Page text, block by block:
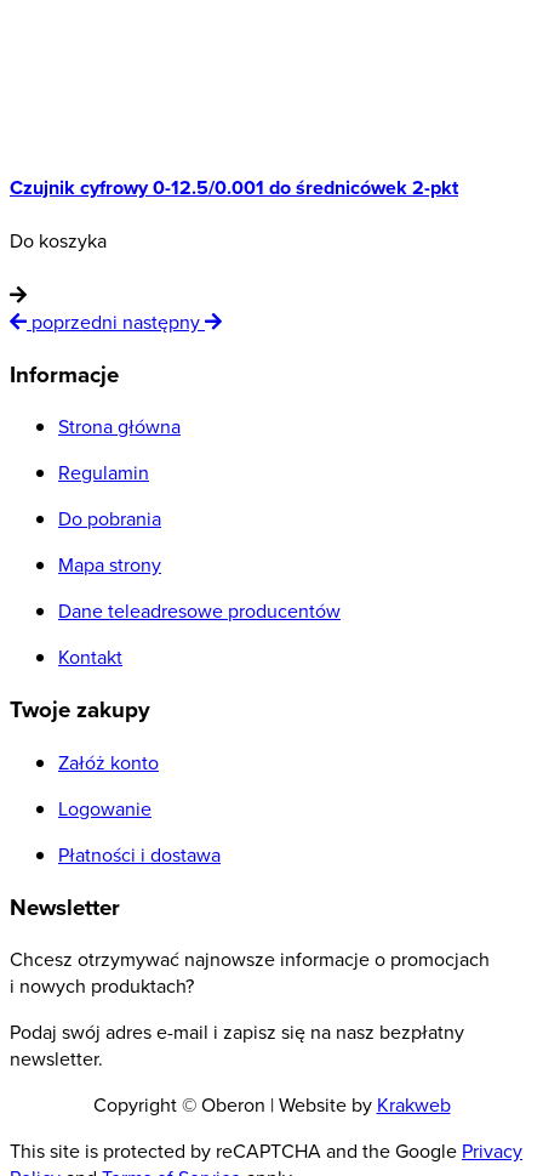
Czujnik cyfrowy 0-12.5/0.001 do średnicówek 2-pkt
Do koszyka
poprzedni następny
Informacje
Strona główna
Regulamin
Do pobrania
Mapa strony
Dane teleadresowe producentów
Kontakt
Twoje zakupy
Załóż konto
Logowanie
Płatności i dostawa
Newsletter
Chcesz otrzymywać najnowsze informacje o promocjach
i nowych produktach?
Podaj swój adres e-mail i zapisz się na nasz bezpłatny
newsletter.
Copyright © Oberon | Website by Krakweb
This site is protected by reCAPTCHA and the Google Privacy